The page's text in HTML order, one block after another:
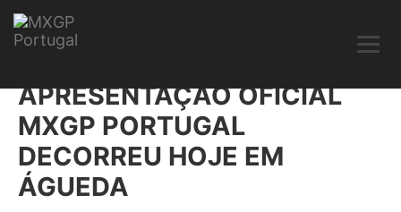
APRESENTAÇÃO OFICIAL
MXGP PORTUGAL
DECORREU HOJE EM
ÁGUEDA